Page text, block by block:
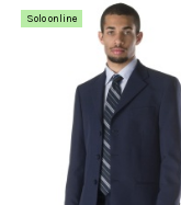
Solo online